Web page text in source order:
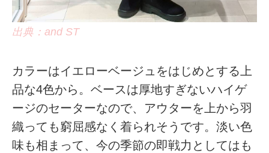
出典：and ST
カラーはイエローベージュをはじめとする上
品な4色から。ベースは厚地すぎないハイゲ
ージのセーターなので、アウターを上から羽
織っても窮屈感なく着られそうです。淡い色
味も相まって、今の季節の即戦力としてはも